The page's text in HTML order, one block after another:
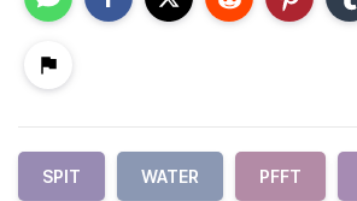
SPIT WATER PFFT